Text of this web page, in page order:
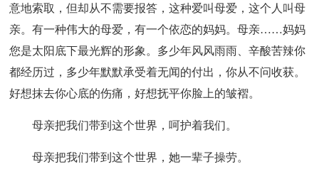
意地索取，但却从不需要报答，这种爱叫母爱，这个人叫母
亲。有一种伟大的母爱，有一个依恋的妈妈。母亲……妈妈
您是太阳底下最光辉的形象。多少年风风雨雨、辛酸苦辣你
都经历过，多少年默默承受着无闻的付出，你从不问收获。
好想抹去你心底的伤痛，好想抚平你脸上的皱褶。
母亲把我们带到这个世界，呵护着我们。
母亲把我们带到这个世界，她一辈子操劳。